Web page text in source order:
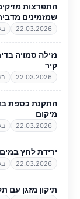
התפרצות
שמזמינים
22.03.2026
נזילה סמויה
קיר
22.03.2026
התקנת כספת
מיקום
22.03.2026
ירידת לחץ
22.03.2026
תיקון מזגן עם